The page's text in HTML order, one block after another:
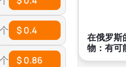
$ 0.4
$ 0.86
在俄罗
物：有可